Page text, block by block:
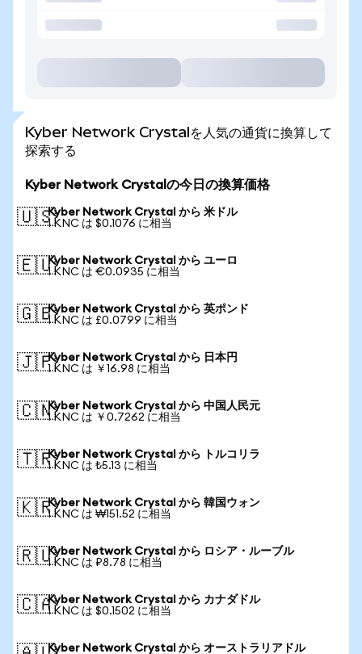
Kyber Network Crystalを人気の通貨に換算して
探索する
Kyber Network Crystalの今日の換算価格
🇺🇸Kyber Network Crystal から 米ドル
1 KNC は $0.1076 に相当
🇪🇺Kyber Network Crystal から ユーロ
1 KNC は €0.0935 に相当
🇬🇧Kyber Network Crystal から 英ポンド
1 KNC は £0.0799 に相当
🇯🇵Kyber Network Crystal から 日本円
1 KNC は ￥16.98 に相当
🇨🇳Kyber Network Crystal から 中国人民元
1 KNC は ￥0.7262 に相当
🇹🇷Kyber Network Crystal から トルコリラ
1 KNC は ₺5.13 に相当
🇰🇷Kyber Network Crystal から 韓国ウォン
1 KNC は ₩151.52 に相当
🇷🇺Kyber Network Crystal から ロシア・ルーブル
1 KNC は ₽8.78 に相当
🇨🇦Kyber Network Crystal から カナダドル
1 KNC は $0.1502 に相当
Kyber Network Crystal から オーストラリアドル